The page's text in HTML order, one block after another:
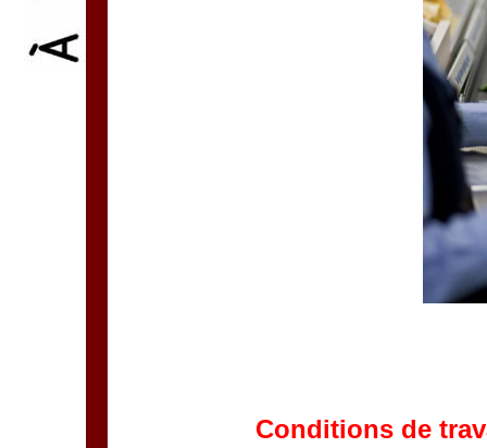
Conditions de